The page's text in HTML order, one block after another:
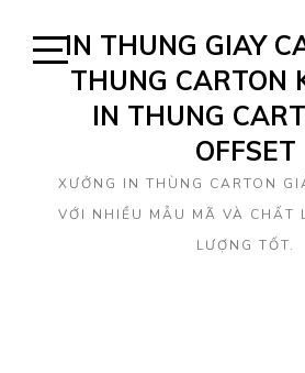
Open
Sidebar
IN THUNG GIAY
THUNG CARTON
IN THUNG
OFFSET
XƯỞNG IN THÙNG CARTON
VỚI NHIỀU MẪU MÃ VÀ CHẤT
LƯỢNG TỐT.